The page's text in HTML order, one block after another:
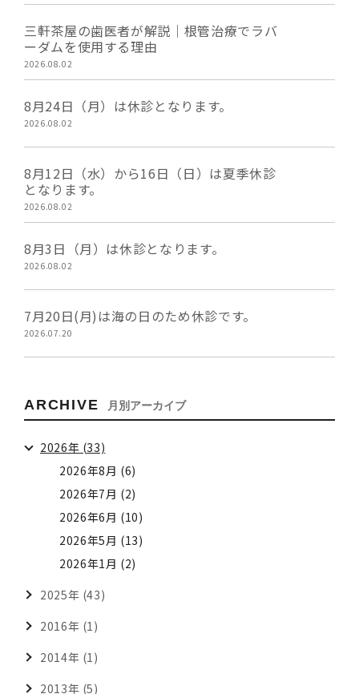
三軒茶屋の歯医者が解説｜根管治療でラバ
ーダムを使用する理由
2026.08.02
8月24日（月）は休診となります。
2026.08.02
8月12日（水）から16日（日）は夏季休診
となります。
2026.08.02
8月3日（月）は休診となります。
2026.08.02
7月20日(月)は海の日のため休診です。
2026.07.20
ARCHIVE 月別アーカイブ
2026年 (33)
2026年8月 (6)
2026年7月 (2)
2026年6月 (10)
2026年5月 (13)
2026年1月 (2)
2025年 (43)
2016年 (1)
2014年 (1)
2013年 (5)